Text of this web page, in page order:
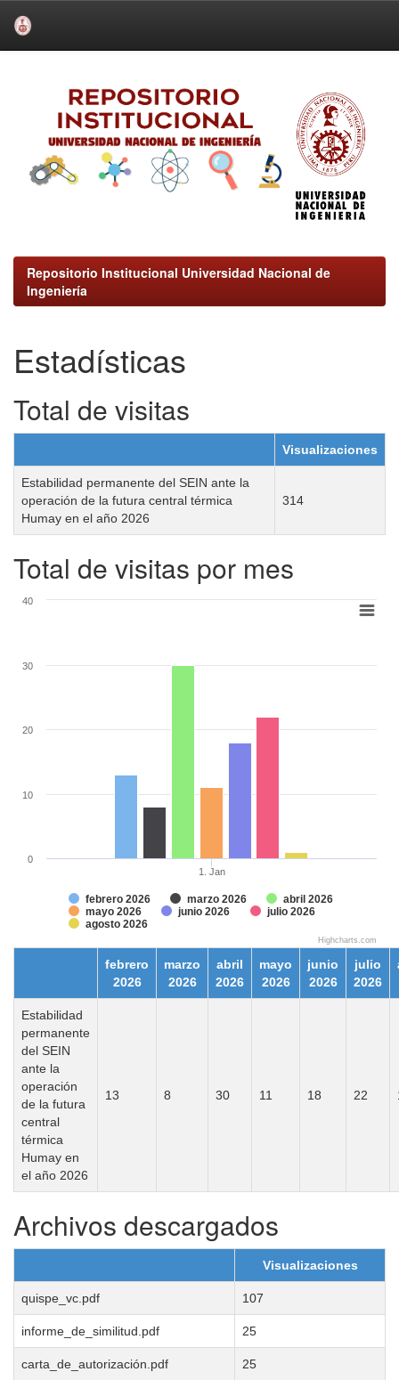
Repositorio Institucional Universidad Nacional de
Ingeniería
Estadísticas
Total de visitas
Visualizaciones
Estabilidad permanente del SEIN ante la
operación de la futura central térmica
Humay en el año 2026
314
Total de visitas por mes
febrero 2026 marzo 2026
abril 2026
mayo 2026
junio 2026
julio 2026
agosto 2026
1. Jan
0
10
20
30
40
Highcharts.com
febrero
2026
marzo
2026
abril
2026
mayo
2026
junio
2026
julio
2026
Estabilidad
permanente
del SEIN
ante la
operación
de la futura
central
térmica
Humay en
el año 2026
13 8 30 11 18 22
Archivos descargados
Visualizaciones
quispe_vc.pdf 107
informe_de_similitud.pdf 25
carta_de_autorización.pdf 25